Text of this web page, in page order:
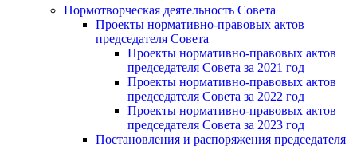
Нормотворческая деятельность Совета
Проекты нормативно-правовых актов
председателя Cовета
Проекты нормативно-правовых актов
председателя Cовета за 2021 год
Проекты нормативно-правовых актов
председателя Cовета за 2022 год
Проекты нормативно-правовых актов
председателя Cовета за 2023 год
Постановления и распоряжения председателя